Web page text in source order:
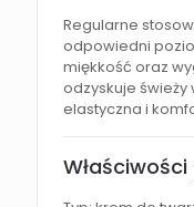
Regularne
odpowiedni
miękkość oraz
odzyskuje
elastyczna i